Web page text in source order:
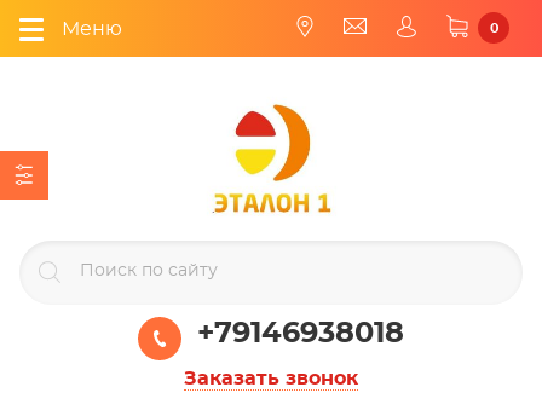
Меню 0
+79146938018
Заказать звонок